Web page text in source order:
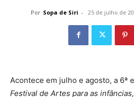
Por Sopa de Siri - 25 de julho de
Acontece em julho e agosto, a 6ª
Festival de Artes para as infâncias,